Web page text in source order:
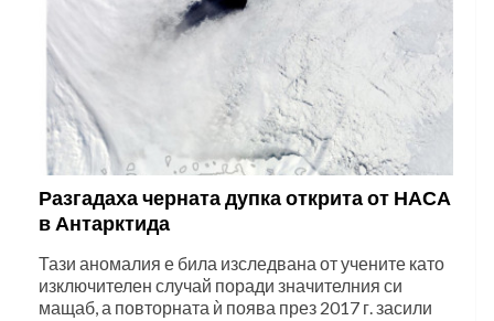
Разгадаха черната дупка открита от НАСА
в Антарктида
Тази аномалия е била изследвана от учените като
изключителен случай поради значителния си
мащаб, а повторната ѝ поява през 2017 г. засили